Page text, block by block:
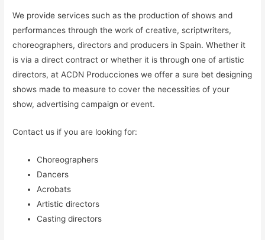
We provide services such as the production of shows and
performances through the work of creative, scriptwriters,
choreographers, directors and producers in Spain. Whether it
is via a direct contract or whether it is through one of artistic
directors, at ACDN Producciones we offer a sure bet designing
shows made to measure to cover the necessities of your
show, advertising campaign or event.
Contact us if you are looking for:
Choreographers
Dancers
Acrobats
Artistic directors
Casting directors